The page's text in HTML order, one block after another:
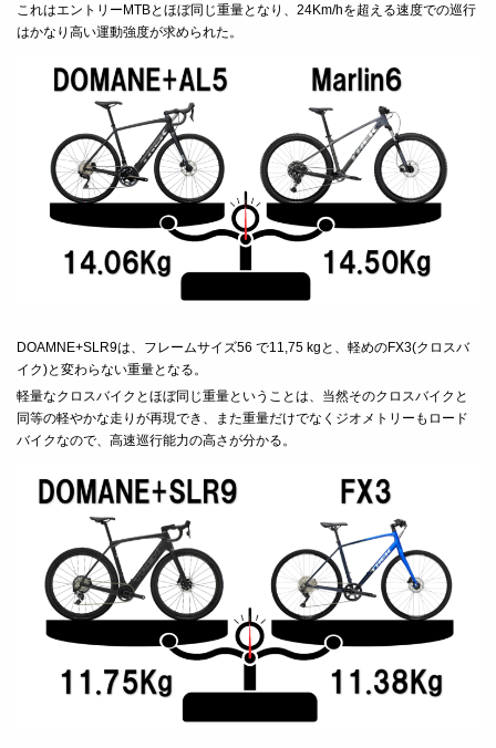
これはエントリーMTBとほぼ同じ重量となり、 24Km/hを超える速度での巡行
はかなり高い運動強度が求められた。
DOAMNE+SLR9は、フレームサイズ56 で11,75 kg と、軽めのFX3(クロスバ
イク)と変わらない重量となる。
軽量なクロスバイクとほぼ同じ重量ということは、当然そのクロスバイクと
同等の軽やかな走りが再現でき、また重量だけでなくジオメトリーもロード
バイクなので、高速巡行能力の高さが分かる。